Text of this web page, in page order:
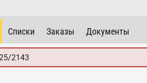
Списки Заказы Документы